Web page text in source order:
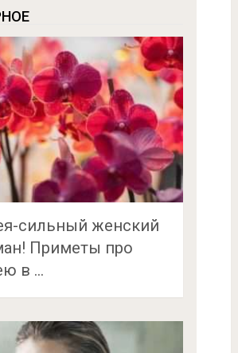
сильный женский
Приметы про
в …